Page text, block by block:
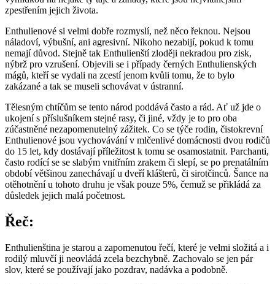
zpestřením jejich života.
Enthulienové si velmi dobře rozmyslí, než něco řeknou. Nejsou
náladoví, výbušní, ani agresivní. Nikoho nezabijí, pokud k tomu
nemají důvod. Stejně tak Enthulienští zloději nekradou pro zisk,
nýbrž pro vzrušení. Objevili se i případy černých Enthulienských
mágů, kteří se vydali na zcestí jenom kvůli tomu, že to bylo
zakázané a tak se museli schovávat v ústranní.
Tělesným chtíčům se tento národ poddává často a rád. Ať už jde o
ukojení s příslušníkem stejné rasy, či jiné, vždy je to pro oba
zúčastněné nezapomenutelný zážitek. Co se týče rodin, čistokrevní
Enthulienové jsou vychovávání v mlčenlivé domácnosti dvou rodičů
do 15 let, kdy dostávají příležitost k tomu se osamostatnit. Parchanti,
často rodící se se slabým vnitřním zrakem či slepí, se po prenatálním
období většinou zanechávají u dveří klášterů, či sirotčinců. Šance na
otěhotnění u tohoto druhu je však pouze 5%, čemuž se přikládá za
důsledek jejich malá početnost.
Řeč:
Enthulienština je starou a zapomenutou řečí, které je velmi složitá a i
rodilý mluvčí ji neovládá zcela bezchybně. Zachovalo se jen pár
slov, které se používají jako pozdrav, nadávka a podobně.